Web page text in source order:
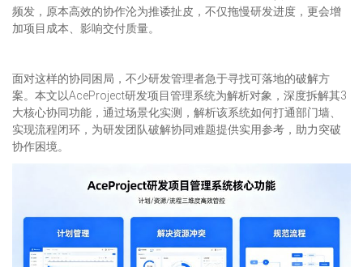
频发，原本高效的协作沦为推诿扯皮，不仅拖慢研发进度，更会增
加项目成本、影响交付质量。
面对这样的协同困局，不少研发管理者急于寻找可落地的破解方
案。本文以AceProject研发项目管理系统为解析对象，深度拆解其3
大核心协同功能，通过场景化实测，解析该系统如何打通部门墙、
实现流程闭环，为研发团队破解协同难题提供实用参考，助力突破
协作困境。